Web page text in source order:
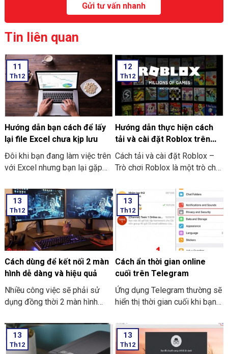
Tin liên quan
11
Th12
Hướng dẫn bạn cách để lấy
lại file Excel chưa kịp lưu
Đôi khi bạn đang làm việc trên
với Excel nhưng bạn lại gặp
bị mất điện bạn quên chưa kịp
lưu hay laptop tắt nguồn đột
ngột làm cho bạn chưa thể kịp
lưu file. Và dưới đây là những
cách hướng dẫn bạn cách để
lấy lại file Excel chưa kịp lưu
đơn giản và dễ thực hiện.
12
Th12
Hướng dẫn thực hiện cách
tải và cài đặt Roblox trên
máy tính thật đơn giản
Cách tải và cài đặt Roblox –
Trò chơi Roblox là một trò chơi
bước vào thế giới trò chơi ảo
và trải nghiệm không gian vô
cùng mới lạ trên máy tính của
mình. Hôm nay THIÊN SƠN
COMPUTER sẽ chia sẻ với
bạn cách hướng dẫn thực hiện
cách tải và cài đặt Roblox trên
máy tính thật đơn giản.
13
Th12
Cách dùng để kết nối 2 màn
hình dễ dàng và hiệu quả
Nhiều công việc sẽ phải sử
dụng đồng thời 2 màn hình
tối ưu và nhanh hơn. Nhưng
cách dùng để kết nối 2 màn
hình dễ dàng và hiệu quả như
13
Th12
Cách ẩn thời gian online
cuối trên Telegram
Ứng dụng Telegram thường sẽ
hiển thị thời gian cuối khi bạn
có thể ẩn thông tin này với các
thao tác đơn giản. Hãy cùng
THIÊN SƠN Computer tìm hiểu
13
Th12
13
Th12